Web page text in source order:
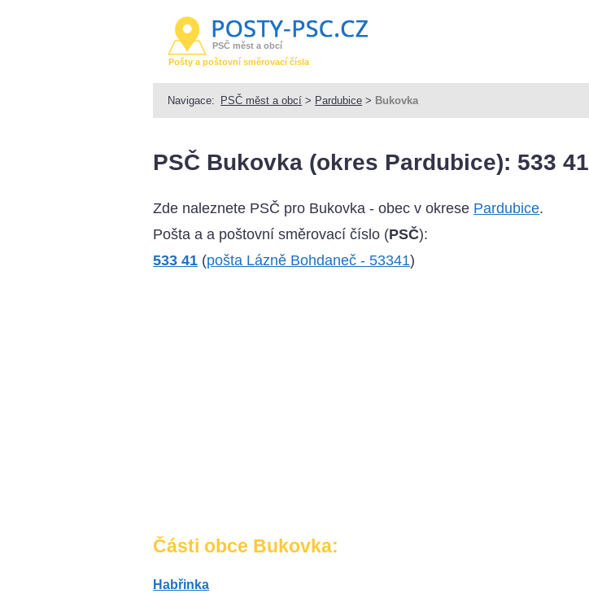
PSČ měst a obcí
Pošty a poštovní směrovací čísla
Navigace: PSČ měst a obcí > Pardubice > Bukovka
PSČ Bukovka (okres Pardubice): 533 41
Zde naleznete PSČ pro Bukovka - obec v okrese Pardubice.
Pošta a a poštovní směrovací číslo (PSČ):
533 41 (pošta Lázně Bohdaneč - 53341)
Části obce Bukovka:
Habřinka